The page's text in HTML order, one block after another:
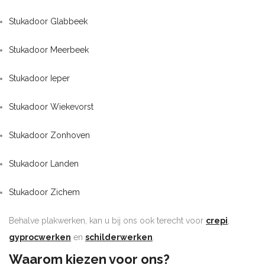
Stukadoor Glabbeek
Stukadoor Meerbeek
Stukadoor Ieper
Stukadoor Wiekevorst
Stukadoor Zonhoven
Stukadoor Landen
Stukadoor Zichem
Behalve plakwerken, kan u bij ons ook terecht voor crepi,
gyprocwerken en schilderwerken.
Waarom kiezen voor ons?